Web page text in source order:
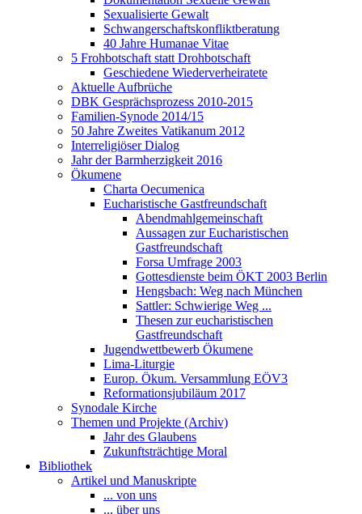
Sexualisierte Gewalt
Schwangerschaftskonfliktberatung
40 Jahre Humanae Vitae
5 Frohbotschaft statt Drohbotschaft
Geschiedene Wiederverheiratete
Aktuelle Aufbrüche
DBK Gesprächsprozess 2010-2015
Familien-Synode 2014/15
50 Jahre Zweites Vatikanum 2012
Interreligiöser Dialog
Jahr der Barmherzigkeit 2016
Ökumene
Charta Oecumenica
Eucharistische Gastfreundschaft
Abendmahlgemeinschaft
Aussagen zur Eucharistischen
Gastfreundschaft
Forsa Umfrage 2003
Gottesdienste beim ÖKT 2003 Berlin
Hengsbach: Weg nach München
Sattler: Schwierige Weg ...
Thesen zur eucharistischen
Gastfreundschaft
Jugendwettbewerb Ökumene
Lima-Liturgie
Europ. Ökum. Versammlung EÖV3
Reformationsjubiläum 2017
Synodale Kirche
Themen und Projekte (Archiv)
Jahr des Glaubens
Zukunftsträchtige Moral
Bibliothek
Artikel und Manuskripte
... von uns
... über uns